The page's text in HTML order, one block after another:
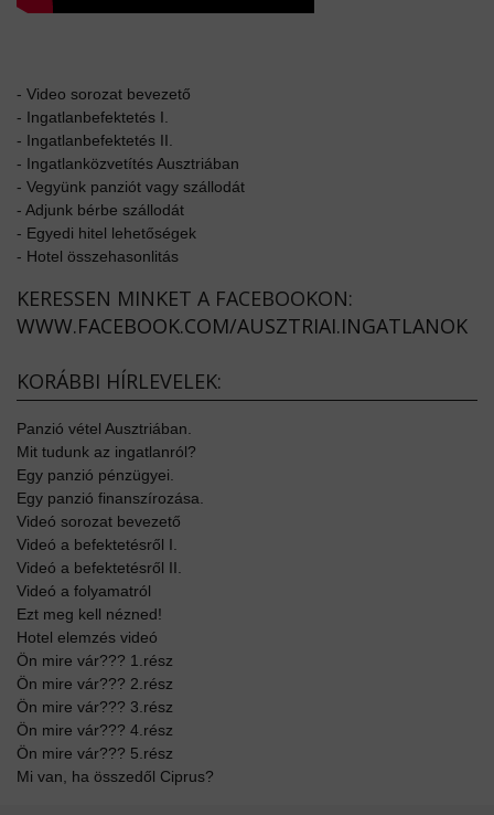
- Video sorozat bevezető
- Ingatlanbefektetés I.
- Ingatlanbefektetés II.
- Ingatlanközvetítés Ausztriában
- Vegyünk panziót vagy szállodát
- Adjunk bérbe szállodát
- Egyedi hitel lehetőségek
- Hotel összehasonlitás
KERESSEN MINKET A FACEBOOKON:
WWW.FACEBOOK.COM/AUSZTRIAI.INGATLANOK
KORÁBBI HÍRLEVELEK:
Panzió vétel Ausztriában.
Mit tudunk az ingatlanról?
Egy panzió pénzügyei.
Egy panzió finanszírozása.
Videó sorozat bevezető
Videó a befektetésről I.
Videó a befektetésről II.
Videó a folyamatról
Ezt meg kell nézned!
Hotel elemzés videó
Ön mire vár??? 1.rész
Ön mire vár??? 2.rész
Ön mire vár??? 3.rész
Ön mire vár??? 4.rész
Ön mire vár??? 5.rész
Mi van, ha összedől Ciprus?